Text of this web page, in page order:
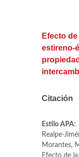
Efecto
estireno-
Citación
Estilo APA:
Realpe-
Morantes,
Efecto de